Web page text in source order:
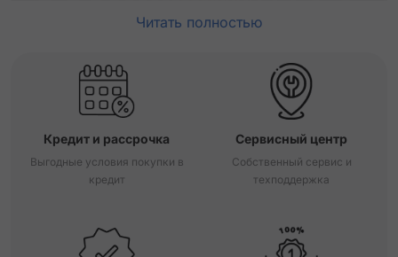
Читать полностью
Кредит и рассрочка
Выгодные условия покупки в
кредит
Сервисный центр
Собственный сервис и
техподдержка